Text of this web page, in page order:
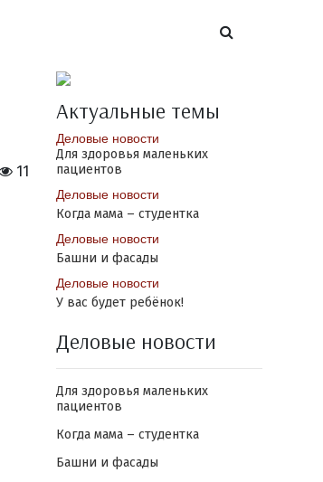
11
Актуальные темы
Деловые новости
Для здоровья маленьких
пациентов
Деловые новости
Когда мама – студентка
Деловые новости
Башни и фасады
Деловые новости
У вас будет ребёнок!
Деловые новости
Для здоровья маленьких
пациентов
Когда мама – студентка
Башни и фасады